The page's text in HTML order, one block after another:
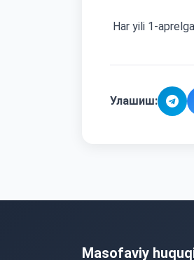
Har yili 1-
Улашиш:
Masofaviy